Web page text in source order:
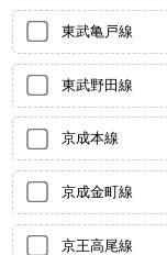
東武亀戸線
東武野田線
京成本線
京成金町線
京王高尾線